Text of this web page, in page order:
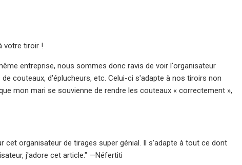
votre tiroir !
entreprise, nous sommes donc ravis de voir l'organisateur
couteaux, d'éplucheurs, etc. Celui-ci s'adapte à nos tiroirs non
mon mari se souvienne de rendre les couteaux « correctement »,
cet organisateur de tirages super génial. Il s'adapte à tout ce dont
j'adore cet article." —Néfertiti